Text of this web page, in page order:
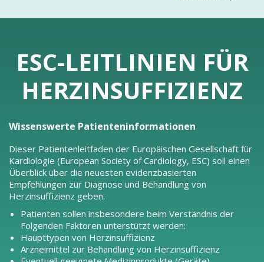
ESC-LEITLINIEN FÜR
HERZINSUFFIZIENZ
Wissenswerte Patienteninformationen
Dieser Patientenleitfaden der Europäischen Gesellschaft für
Kardiologie (European Society of Cardiology, ESC) soll einen
Überblick über die neuesten evidenzbasierten
Empfehlungen zur Diagnose und Behandlung von
Herzinsuffizienz geben.
Patienten sollen insbesondere beim Verständnis der
Folgenden Faktoren unterstützt werden:
Haupttypen von Herzinsuffizienz
Arzneimittel zur Behandlung von Herzinsuffizienz